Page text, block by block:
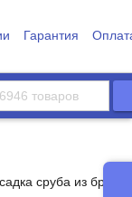
Гарантия
сруба из бруса